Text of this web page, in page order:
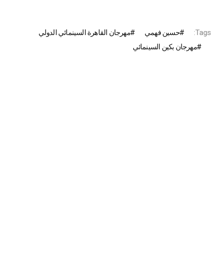
Tags: حسين فهمي
مهرجان القاهرة السينمائي الدولي
مهرجان بكين السينمائي